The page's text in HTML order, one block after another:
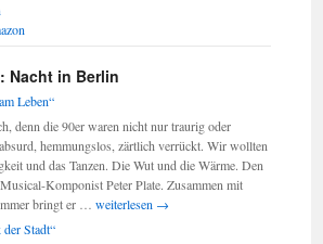
Nacht in Berlin
Leben“
denn die 90er waren nicht nur traurig oder
hemmungslos, zärtlich verrückt. Wir wollten
und das Tanzen. Die Wut und die Wärme. Den
Komponist Peter Plate. Zusammen mit
bringt er … Berlin-
weiterlesen →
Stadt“